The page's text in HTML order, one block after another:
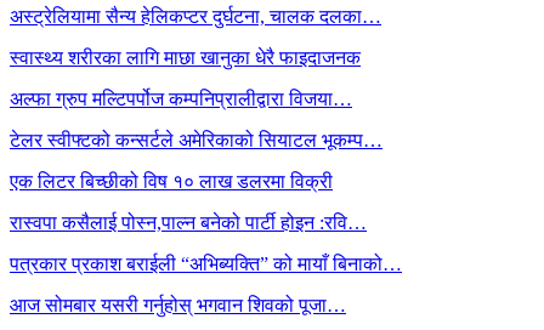
अस्ट्रेलियामा सैन्य हेलिकप्टर दुर्घटना, चालक दलका…
स्वास्थ्य शरीरका लागि माछा खानुका धेरै फाइदाजनक
अल्फा ग्रुप मल्टिपर्पोज कम्पनिप्रालीद्वारा विजया…
टेलर स्वीफ्टको कन्सर्टले अमेरिकाको सियाटल भूकम्प…
एक लिटर बिच्छीको विष १० लाख डलरमा विक्री
रास्वपा कसैलाई पोस्न,पाल्न बनेको पार्टी होइन :रवि…
पत्रकार प्रकाश बराईली “अभिब्यक्ति” को मायाँ बिनाको…
आज सोमबार यसरी गर्नुहोस् भगवान शिवको पूजा…